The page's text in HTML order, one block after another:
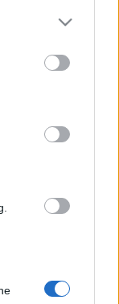
more Google
may click to
below Google
scarica,
all'aperto
qualche
... Ti saluto, Nicolò
usato una
pero' non mi sono
stacco la
sapere di dove